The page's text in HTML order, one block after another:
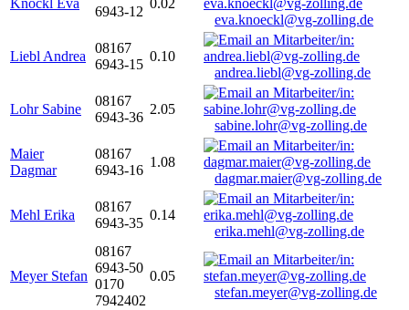
Knöckl Eva
6943-12
0.02
eva.knoeckl@vg-zolling.de
Liebl Andrea
08167
6943-15
0.10
andrea.liebl@vg-zolling.de
Lohr Sabine
08167
6943-36
2.05
sabine.lohr@vg-zolling.de
Maier
Dagmar
08167
6943-16
1.08
dagmar.maier@vg-zolling.de
Mehl Erika
08167
6943-35
0.14
erika.mehl@vg-zolling.de
Meyer Stefan
08167
6943-50
0170
7942402
0.05
stefan.meyer@vg-zolling.de